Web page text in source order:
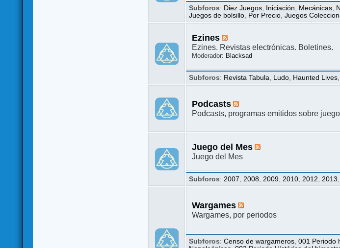
Subforos: Diez Juegos Iniciación Mecánicas
Juegos de bolsillo
Por Precio ,Juegos
Ezines
Ezines. Revistas electrónicas. Boletines.
Moderador: Blacksad
Subforos: Revista Tabula Ludo Haunted Lives
Podcasts
Podcasts, programas emitidos sobre
Juego del Mes
Juego del Mes
Subforos: 2007 2008 2009 2010 2012 2013
Wargames
Wargames, por periodos
Subforos:Censo de wargameros ,001 Periodo